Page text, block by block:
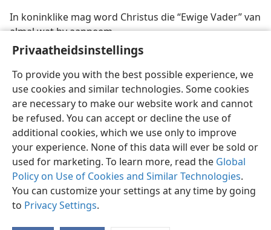
Privaatheidsinstellings
To provide you with the best possible experience, we
use cookies and similar technologies. Some cookies
are necessary to make our website work and cannot
be refused. You can accept or decline the use of
additional cookies, which we use only to improve
your experience. None of this data will ever be sold or
used for marketing. To learn more, read the Global
Policy on Use of Cookies and Similar Technologies.
You can customize your settings at any time by going
to Privacy Settings.
In koninklike mag word Christus die “Ewige Vader” van
almal wat hy aanneem